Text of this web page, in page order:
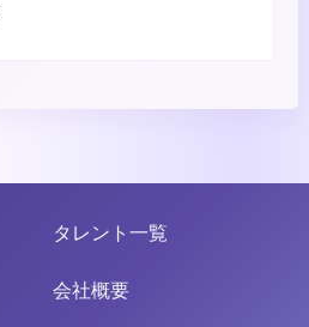
タレント一覧
会社概要